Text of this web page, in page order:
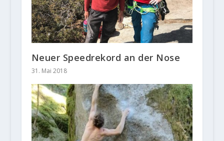
Neuer Speedrekord an der Nose
31. Mai 2018